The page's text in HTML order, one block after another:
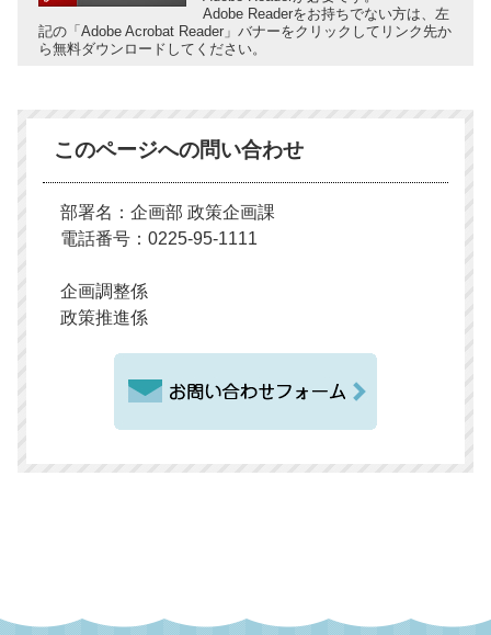
Adobe Readerをお持ちでない方は、左
記の「Adobe Acrobat Reader」バナーをクリックしてリンク先か
ら無料ダウンロードしてください。
このページへの問い合わせ
部署名：企画部 政策企画課
電話番号：0225-95-1111
企画調整係
政策推進係